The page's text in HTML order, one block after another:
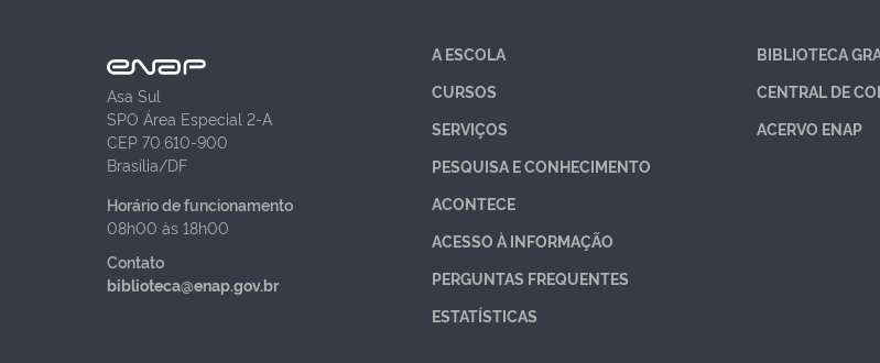
Asa Sul
SPO Área Especial 2-A
CEP 70.610-900
Brasília/DF
Horário de funcionamento
08h00 às 18h00
Contato
biblioteca@enap.gov.br
A ESCOLA
CURSOS
SERVIÇOS
PESQUISA E CONHECIMENTO
ACONTECE
ACESSO À INFORMAÇÃO
PERGUNTAS FREQUENTES
ESTATÍSTICAS
BIBLIOTECA
CENTRAL DE
ACERVO ENAP